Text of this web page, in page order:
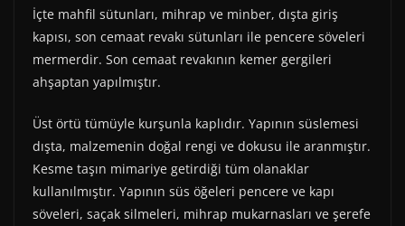
İçte mahfil sütunları, mihrap ve minber, dışta giriş
kapısı, son cemaat revakı sütunları ile pencere söveleri
mermerdir. Son cemaat revakının kemer gergileri
ahşaptan yapılmıştır.
Üst örtü tümüyle kurşunla kaplıdır. Yapının süslemesi
dışta, malzemenin doğal rengi ve dokusu ile aranmıştır.
Kesme taşın mimariye getirdiği tüm olanaklar
kullanılmıştır. Yapının süs öğeleri pencere ve kapı
söveleri, saçak silmeleri, mihrap mukarnasları ve şerefe